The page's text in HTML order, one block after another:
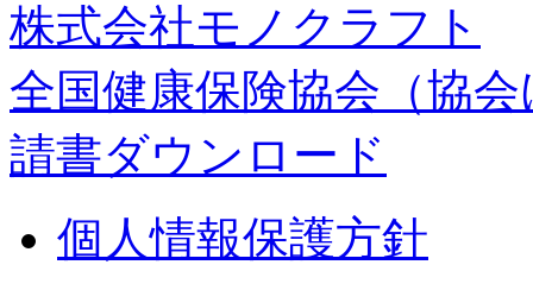
株式会社モノクラフト
全国健康保険協会（協
請書ダウンロード
個人情報保護方針